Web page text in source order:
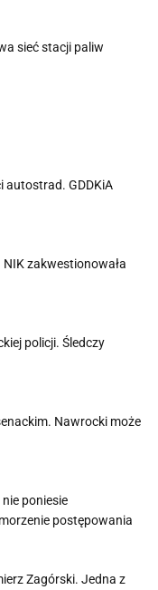
sieć stacji paliw
autostrad. GDDKiA
NIK zakwestionowała
policji. Śledczy
Nawrocki może
poniesie
postępowania
Zagórski. Jedna z